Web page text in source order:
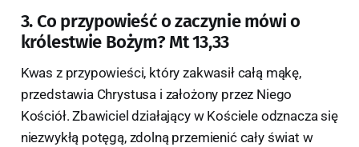
3. Co przypowieść o zaczynie mówi o
królestwie Bożym? Mt 13,33
Kwas z przypowieści, który zakwasił całą mąkę,
przedstawia Chrystusa i założony przez Niego
Kościół. Zbawiciel działający w Kościele odznacza się
niezwykłą potęgą, zdolną przemienić cały świat w